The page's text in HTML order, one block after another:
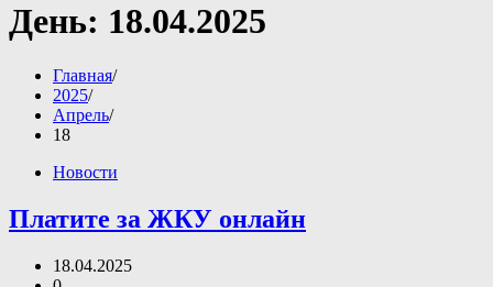
День: 18.04.2025
Главная
2025
Апрель
18
Новости
Платите за ЖКУ онлайн
18.04.2025